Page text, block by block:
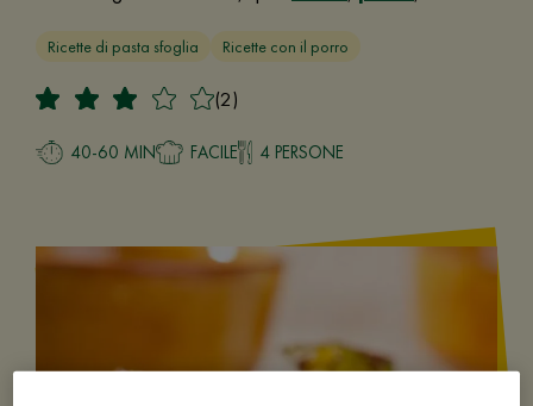
Ricette di pasta sfoglia Ricette con il porro
(2)
40-60 MIN FACILE 4 PERSONE